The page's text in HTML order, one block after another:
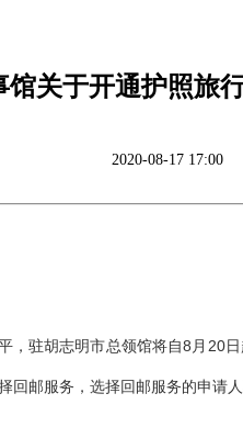
关于开通护照旅
2020-08-17 17:00
，驻胡志明市总领馆将自8 月 20
邮服务，选择回邮服务的申请